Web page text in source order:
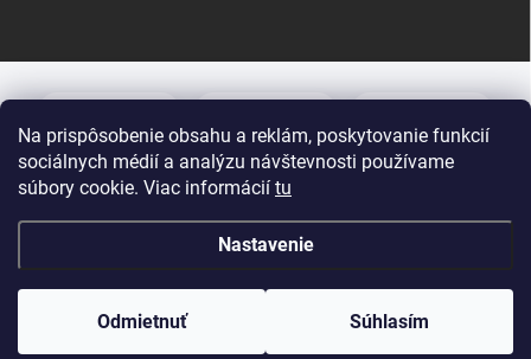
Na prispôsobenie obsahu a reklám, poskytovanie funkcií
sociálnych médií a analýzu návštevnosti používame
súbory cookie. Viac informácií tu
Nastavenie
Odmietnuť Súhlasím
Vytvoril Shoptet
Copyright 2026Cukrárske dekorácie. Všetky práva vyhradené.Upraviť